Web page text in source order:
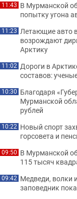
11:43 В Мурманской
попытку угона
11:23 Летающие авто
возрождают
Арктику
11:02 Дороги в
составов:
10:30 Благодаря
Мурманской
рублей
10:22 Новый спорт
горсовета и
09:50 В Мурманской
115 тысяч
09:42 Медведи, волки
заповедник